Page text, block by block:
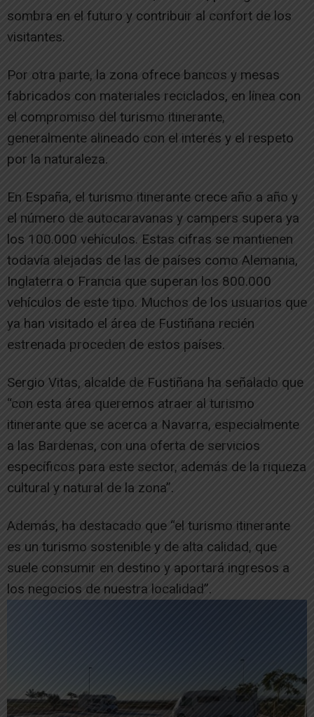
sombra en el futuro y contribuir al confort de los
visitantes.
Por otra parte, la zona ofrece bancos y mesas
fabricados con materiales reciclados, en línea con
el compromiso del turismo itinerante,
generalmente alineado con el interés y el respeto
por la naturaleza.
En España, el turismo itinerante crece año a año y
el número de autocaravanas y campers supera ya
los 100.000 vehículos. Estas cifras se mantienen
todavía alejadas de las de países como Alemania,
Inglaterra o Francia que superan los 800.000
vehículos de este tipo. Muchos de los usuarios que
ya han visitado el área de Fustiñana recién
estrenada proceden de estos países.
Sergio Vitas, alcalde de Fustiñana ha señalado que
“con esta área queremos atraer al turismo
itinerante que se acerca a Navarra, especialmente
a las Bardenas, con una oferta de servicios
específicos para este sector, además de la riqueza
cultural y natural de la zona”.
Además, ha destacado que “el turismo itinerante
es un turismo sostenible y de alta calidad, que
suele consumir en destino y aportará ingresos a
los negocios de nuestra localidad”.